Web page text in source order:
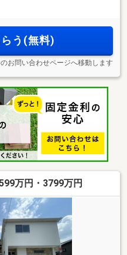
う(無料)
お問い合わせページへ移動します
万円・3799万円